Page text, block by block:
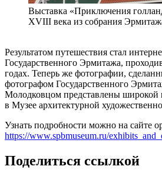
Выставка «Приключения
XVIII века из собрания
Результатом путешествия стал
Государственного Эрмитажа,
годах. Теперь же фотографии,
фотографом Государственного
Молодковцом представлены широкой
в Музее архитектурной
Узнать подробности можно на сайте
https://www.spbmuseum.ru/
Поделиться ссылкой